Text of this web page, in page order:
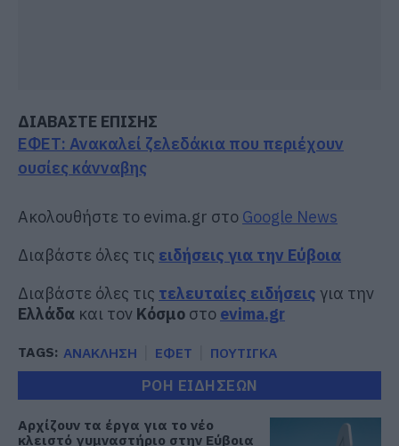
ΔΙΑΒΑΣΤΕ ΕΠΙΣΗΣ
ΕΦΕΤ: Ανακαλεί ζελεδάκια που περιέχουν
ουσίες κάνναβης
Ακολουθήστε το evima.gr στο Google News
Διαβάστε όλες τις ειδήσεις για την Εύβοια
Διαβάστε όλες τις τελευταίες ειδήσεις για την
Ελλάδα και τον Κόσμο στο evima.gr
TAGS: ΑΝΑΚΛΗΣΗ ΕΦΕΤ ΠΟΥΤΙΓΚΑ
ΡΟΗ ΕΙΔΗΣΕΩΝ
Αρχίζουν τα έργα για το νέο
κλειστό γυμναστήριο στην Εύβοια